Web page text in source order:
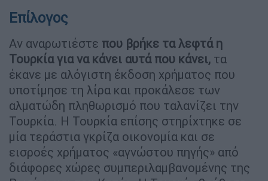
Επίλογος
Αν αναρωτιέστε που βρήκε τα λεφτά η
Τουρκία για να κάνει αυτά που κάνει, τα
έκανε με αλόγιστη έκδοση χρήματος που
υποτίμησε τη λίρα και προκάλεσε των
αλματώδη πληθωρισμό που ταλανίζει την
Τουρκία. Η Τουρκία επίσης στηρίχτηκε σε
μία τεράστια γκρίζα οικονομία και σε
εισροές χρήματος «αγνώστου πηγής» από
διάφορες χώρες συμπεριλαμβανομένης της